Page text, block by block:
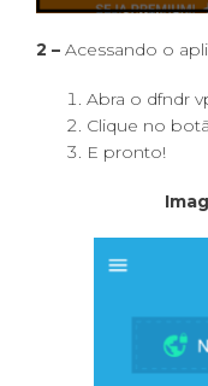
2 – Acessando o
Abra o dfndr
Clique no
E pronto!